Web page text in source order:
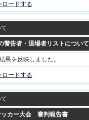
ロードする
警告者・退場者リストについて
果を反映しました。
ロードする
ッカー大会 審判報告書